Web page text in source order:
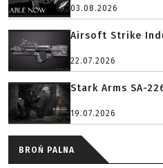
03.08.2026
Airsoft Strike
22.07.2026
Stark Arms SA-
19.07.2026
BROŃ PALNA